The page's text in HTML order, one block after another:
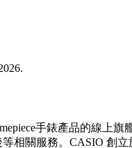
手錶產品的線上
相關服務。CASIO 創